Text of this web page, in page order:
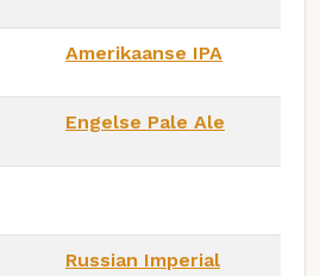
Amerikaanse IPA
Engelse Pale Ale
Russian Imperial